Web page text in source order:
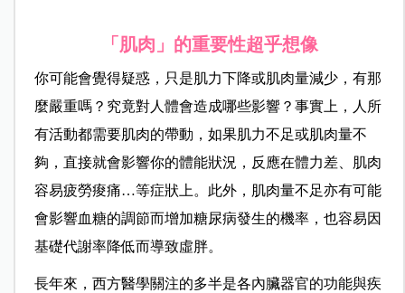
「肌肉」的重要性超乎想像
你可能會覺得疑惑，只是肌力下降或肌肉量減少，有那
麼嚴重嗎？究竟對人體會造成哪些影響？事實上，人所
有活動都需要肌肉的帶動，如果肌力不足或肌肉量不
夠，直接就會影響你的體能狀況，反應在體力差、肌肉
容易疲勞痠痛…等症狀上。此外，肌肉量不足亦有可能
會影響血糖的調節而增加糖尿病發生的機率，也容易因
基礎代謝率降低而導致虛胖。
長年來，西方醫學關注的多半是各內臟器官的功能與疾